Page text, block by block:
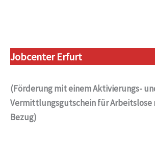
Jobcenter Erfurt
(Förderung mit einem Aktivierungs-
Vermittlungsgutschein für Arbeitslose
Bezug)